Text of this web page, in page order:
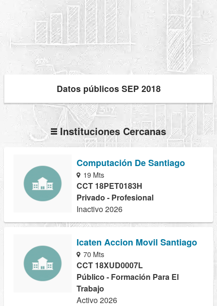
Datos públicos SEP 2018
Instituciones Cercanas
Computación De Santiago
19 Mts
CCT 18PET0183H
Privado - Profesional
Inactivo 2026
Icaten Accion Movil Santiago
70 Mts
CCT 18XUD0007L
Público - Formación Para El
Trabajo
Activo 2026